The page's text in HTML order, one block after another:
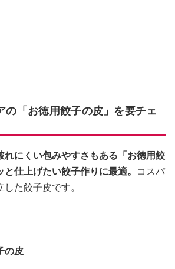
の「お徳用餃子の皮」を要チェ
れにくい包みやすさもある「お徳用餃
仕上げたい餃子作りに最適。
コスパ
た餃子皮です。
の皮